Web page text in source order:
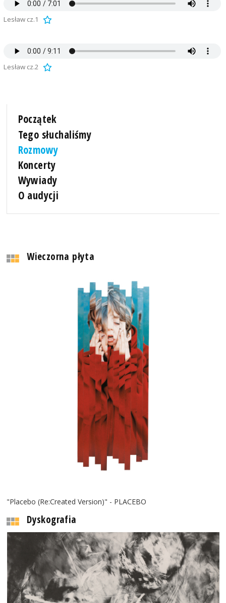
Lesław cz.1
Lesław cz.2
Początek
Tego słuchaliśmy
Rozmowy
Koncerty
Wywiady
O audycji
Wieczorna płyta
"Placebo (Re:Created Version)" - PLACEBO
Dyskografia